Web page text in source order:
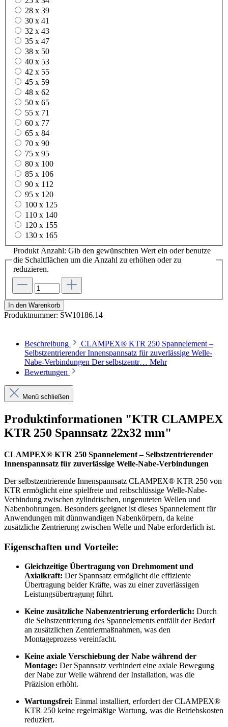
28 x 39
30 x 41
32 x 43
35 x 47
38 x 50
40 x 53
42 x 55
45 x 59
48 x 62
50 x 65
55 x 71
60 x 77
65 x 84
70 x 90
75 x 95
80 x 100
85 x 106
90 x 112
95 x 120
100 x 125
110 x 140
120 x 155
130 x 165
Produkt Anzahl: Gib den gewünschten Wert ein oder benutze
die Schaltflächen um die Anzahl zu erhöhen oder zu
reduzieren.
In den Warenkorb
Produktnummer: SW10186.14
Beschreibung
CLAMPEX® KTR 250 Spannelement –
Selbstzentrierender Innenspannsatz für zuverlässige Welle-
Nabe-Verbindungen Der selbstzentr… Mehr
Bewertungen
Menü schließen
Produktinformationen "KTR CLAMPEX
KTR 250 Spannsatz 22x32 mm"
CLAMPEX® KTR 250 Spannelement – Selbstzentrierender
Innenspannsatz für zuverlässige Welle-Nabe-Verbindungen
Der selbstzentrierende Innenspannsatz CLAMPEX® KTR 250 von
KTR ermöglicht eine spielfreie und reibschlüssige Welle-Nabe-
Verbindung zwischen zylindrischen, ungenuteten Wellen und
Nabenbohrungen. Besonders geeignet ist dieses Spannelement für
Anwendungen mit dünnwandigen Nabenkörpern, da keine
zusätzliche Zentrierung zwischen Welle und Nabe erforderlich ist.
Eigenschaften und Vorteile:
Gleichzeitige Übertragung von Drehmoment und
Axialkraft: Der Spannsatz ermöglicht die effiziente
Übertragung beider Kräfte, was zu einer zuverlässigen
Leistungsübertragung führt.
Keine zusätzliche Nabenzentrierung erforderlich: Durch
die Selbstzentrierung des Spannelements entfällt der Bedarf
an zusätzlichen Zentriermaßnahmen, was den
Montageprozess vereinfacht.
Keine axiale Verschiebung der Nabe während der
Montage: Der Spannsatz verhindert eine axiale Bewegung
der Nabe zur Welle während der Installation, was die
Präzision erhöht.
Wartungsfrei: Einmal installiert, erfordert der CLAMPEX®
KTR 250 keine regelmäßige Wartung, was die Betriebskosten
reduziert.